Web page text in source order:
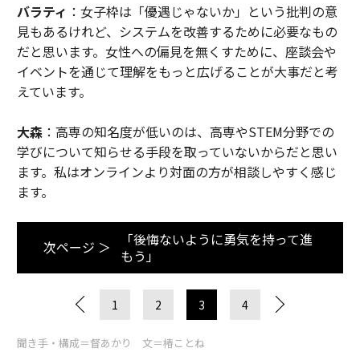
バラティ ：女子枠は「優遇じゃないか」という批判の意
見もあるけれど、システムを改善するために必要なもの
だと思います。女性への偏見を無くすために、座談会や
イベントを通じて理解をもっと広げることが大事だと考
えています。
大森：高専の知名度が低いのは、高専やSTEM分野での
学びについて知らせる手段を取っていないからだと思い
ます。私はオンラインより対面の方が相談しやすく感じ
ます。
次ページ ＞
「後悔ないように勇気を持って進
もう」
1 2 3 4
聞き手・構成＝督あかり 文＝椿ことね